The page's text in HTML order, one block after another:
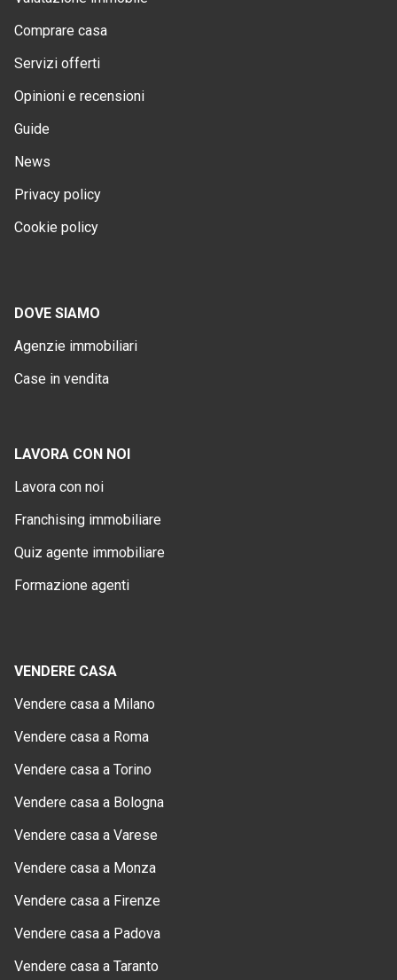
Comprare casa
Servizi offerti
Opinioni e recensioni
Guide
News
Privacy policy
Cookie policy
DOVE SIAMO
Agenzie immobiliari
Case in vendita
LAVORA CON NOI
Lavora con noi
Franchising immobiliare
Quiz agente immobiliare
Formazione agenti
VENDERE CASA
Vendere casa a Milano
Vendere casa a Roma
Vendere casa a Torino
Vendere casa a Bologna
Vendere casa a Varese
Vendere casa a Monza
Vendere casa a Firenze
Vendere casa a Padova
Vendere casa a Taranto